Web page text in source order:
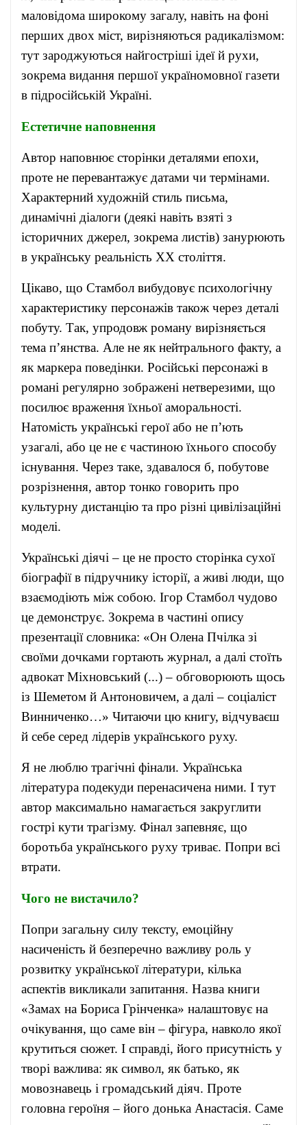
маловідома широкому загалу, навіть на фоні
перших двох міст, вирізняються радикалізмом:
тут зароджуються найгостріші ідеї й рухи,
зокрема видання першої україномовної газети
в підросійській Україні.
Естетичне наповнення
Автор наповнює сторінки деталями епохи,
проте не перевантажує датами чи термінами.
Характерний художній стиль письма,
динамічні діалоги (деякі навіть взяті з
історичних джерел, зокрема листів) занурюють
в українську реальність ХХ століття.
Цікаво, що Стамбол вибудовує психологічну
характеристику персонажів також через деталі
побуту. Так, упродовж роману вирізняється
тема п’янства. Але не як нейтрального факту, а
як маркера поведінки. Російські персонажі в
романі регулярно зображені нетверезими, що
посилює враження їхньої аморальності.
Натомість українські герої або не п’ють
узагалі, або це не є частиною їхнього способу
існування. Через таке, здавалося б, побутове
розрізнення, автор тонко говорить про
культурну дистанцію та про різні цивілізаційні
моделі.
Українські діячі – це не просто сторінка сухої
біографії в підручнику історії, а живі люди, що
взаємодіють між собою. Ігор Стамбол чудово
це демонструє. Зокрема в частині опису
презентації словника: «Он Олена Пчілка зі
своїми дочками гортають журнал, а далі стоїть
адвокат Міхновський (...) – обговорюють щось
із Шеметом й Антоновичем, а далі – соціаліст
Винниченко…» Читаючи цю книгу, відчуваєш
й себе серед лідерів українського руху.
Я не люблю трагічні фінали. Українська
література подекуди перенасичена ними. І тут
автор максимально намагається закруглити
гострі кути трагізму. Фінал запевняє, що
боротьба українського руху триває. Попри всі
втрати.
Чого не вистачило?
Попри загальну силу тексту, емоційну
насиченість й безперечно важливу роль у
розвитку української літератури, кілька
аспектів викликали запитання. Назва книги
«Замах на Бориса Грінченка» налаштовує на
очікування, що саме він – фігура, навколо якої
крутиться сюжет. І справді, його присутність у
творі важлива: як символ, як батько, як
мовознавець і громадський діяч. Проте
головна героїня – його донька Анастасія. Саме